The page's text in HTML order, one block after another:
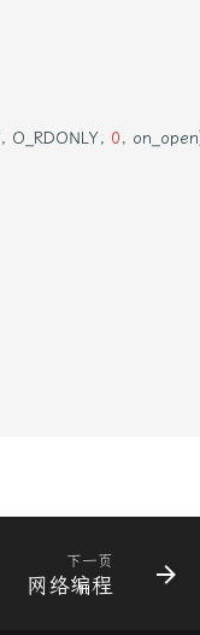
, O_RDONLY, 0, on_open
下一页
网络编程